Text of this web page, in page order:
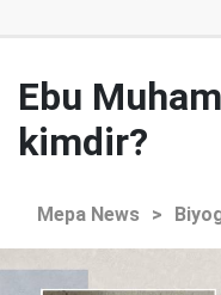
Ebu
kimdir?
Mepa News >